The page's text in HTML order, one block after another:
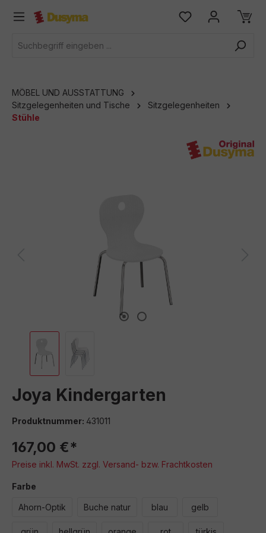
springen
MÖBEL UND AUSSTATTUNG
Sitzgelegenheiten und Tische
Sitzgelegenheiten
Stühle
Joya Kindergarten
Produktnummer: 431011
167,00 €*
Preise inkl. MwSt. zzgl. Versand- bzw. Frachtkosten
Farbe
Ahorn-Optik Buche natur blau gelb